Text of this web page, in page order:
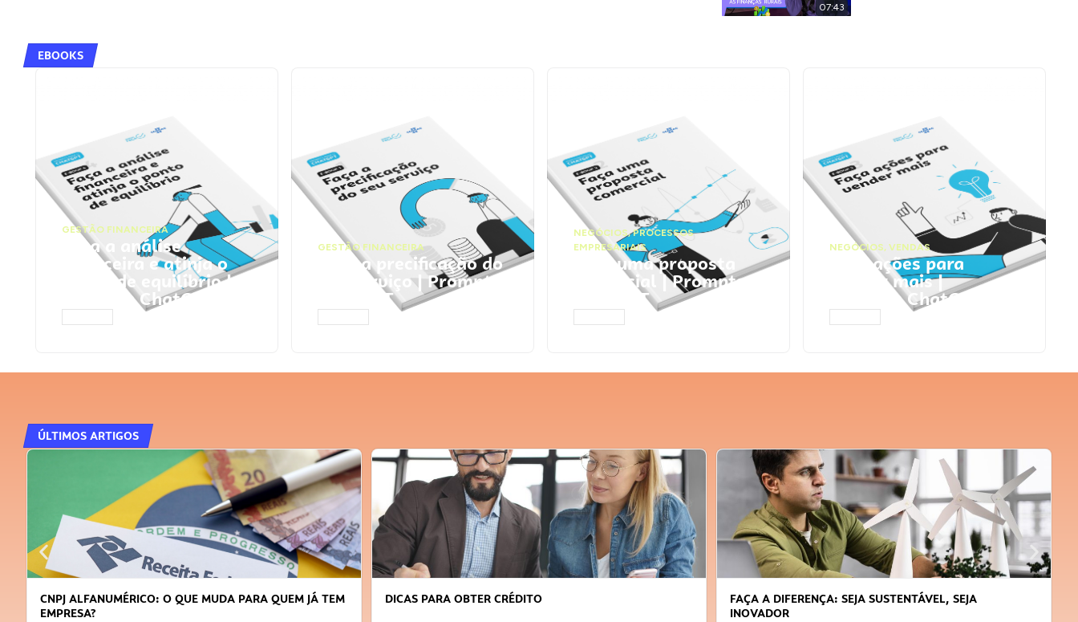
07:43
EBOOKS
GESTÃO FINANCEIRA
Faça a análise
financeira e atinja o
ponto de equilíbrio |
Prompts ChatGPT
GESTÃO FINANCEIRA
Faça a precificação do
seu serviço | Prompts
ChatGPT
NEGÓCIOS,PROCESSOS
EMPRESARIAIS
Faça uma proposta
comercial | Prompts
ChatGPT
NEGÓCIOS, VENDAS
Faça ações para
vender mais |
Prompts ChatGPT
ÚLTIMOS ARTIGOS
CNPJ ALFANUMÉRICO: O QUE MUDA PARA QUEM JÁ TEM
EMPRESA?
DICAS PARA OBTER CRÉDITO
FAÇA A DIFERENÇA: SEJA SUSTENTÁVEL, SEJA
INOVADOR